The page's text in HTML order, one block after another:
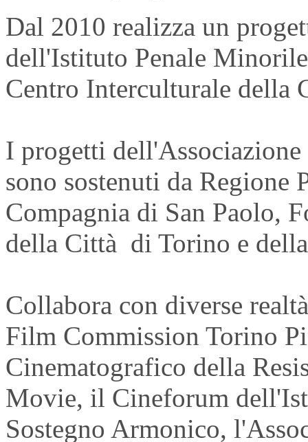
Dal 2010 realizza un
dell'Istituto Penale
Centro Interculturale della
I progetti
sono sostenuti da Regione
Compagnia di San Paolo,
della Città di Torino e
Collabora con diverse
Film Commission Torino
Cinematografico della
Movie, il Cineforum
Sostegno Armonico,